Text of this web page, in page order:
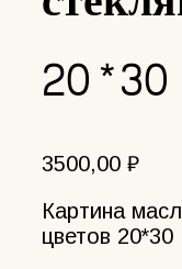
20*30
3500,00 ₽
Картина
цветов 20*30